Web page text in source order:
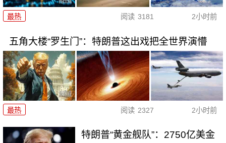
最热 阅读 3181 2小时前
五角大楼“罗生门”：特朗普这出戏把全世界演懵
最热 阅读 2327 2小时前
特朗普“黄金舰队”：2750亿美金